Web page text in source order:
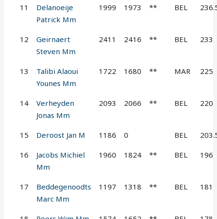
11
Delanoeije
Patrick Mm
1999 1973 ** BEL
12
Geirnaert
Steven Mm
2411 2416 ** BEL 233
13
Talibi Alaoui
Younes Mm
1722 1680 ** MAR 225
14
Verheyden
Jonas Mm
2093 2066 ** BEL 220
15 Deroost Jan M 1186 0 BEL
16
Jacobs Michiel
Mm
1960 1824 ** BEL 196
17
Beddegenoodts
Marc Mm
1197 1318 ** BEL 181